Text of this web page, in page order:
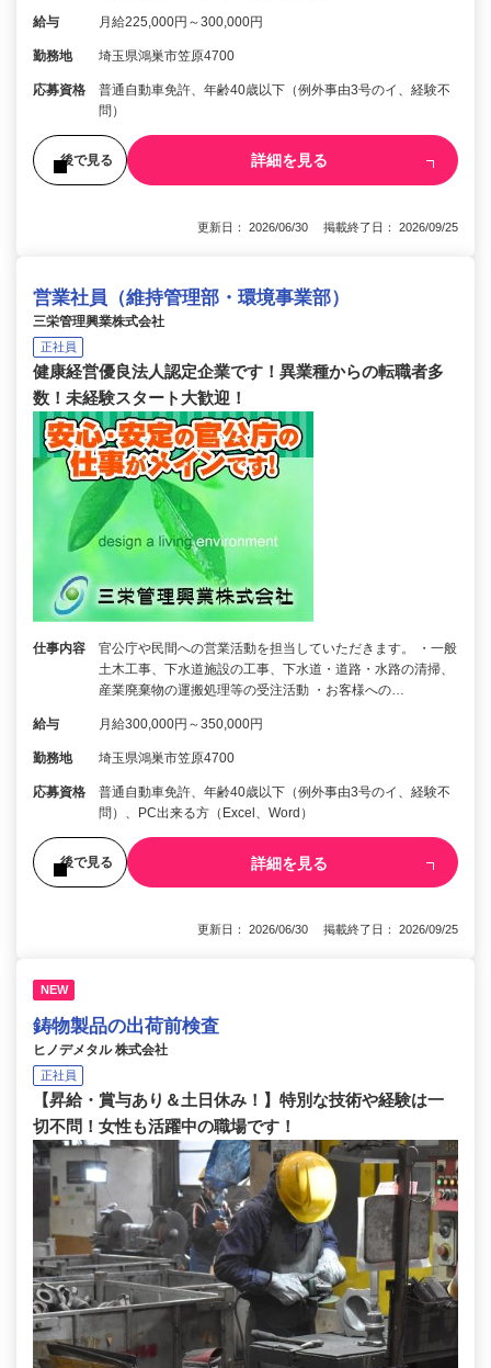
給与 月給225,000円～300,000円
勤務地 埼玉県鴻巣市笠原4700
応募資格
普通自動車免許、年齢40歳以下（例外事由3号のイ、経験不
問）
後で見る 詳細を見る
更新日： 2026/06/30 掲載終了日： 2026/09/25
営業社員（維持管理部・環境事業部）
三栄管理興業株式会社
正社員
健康経営優良法人認定企業です！異業種からの転職者多
数！未経験スタート大歓迎！
仕事内容
官公庁や民間への営業活動を担当していただきます。 ・一般
土木工事、下水道施設の工事、下水道・道路・水路の清掃、
産業廃棄物の運搬処理等の受注活動 ・お客様への…
給与 月給300,000円～350,000円
勤務地 埼玉県鴻巣市笠原4700
応募資格
普通自動車免許、年齢40歳以下（例外事由3号のイ、経験不
問）、PC出来る方（Excel、Word）
後で見る 詳細を見る
更新日： 2026/06/30 掲載終了日： 2026/09/25
NEW
鋳物製品の出荷前検査
ヒノデメタル 株式会社
正社員
【昇給・賞与あり＆土日休み！】特別な技術や経験は一
切不問！女性も活躍中の職場です！